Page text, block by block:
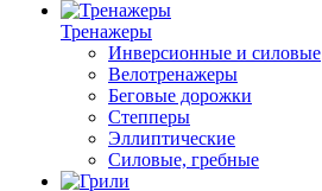
Тренажеры
Инверсионные и силовые
Велотренажеры
Беговые дорожки
Степперы
Эллиптические
Силовые, гребные